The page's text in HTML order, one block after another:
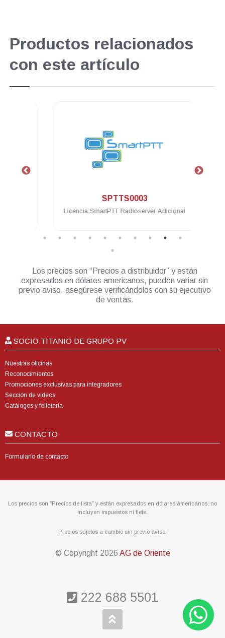
Productos relacionados
con este artículo
SPTTS0003
Licencia SmartPTT Radioserver Adicional
Los precios son “Precios a distribuidor” y están
expresados en dólares americanos, pueden variar sin
previo aviso, asegúrese verificándolos con su ejecutivo
de ventas.
SOCIO TITANIO DE GRUPO PV
Nuestras oficinas
Reconocimientos
Promociones exclusivas para integradores
Sección de videos
Catálogos y folletería
CONTACTO
Formulario de contacto
Los precios son “Precios de lista” y están expresados en dólares americanos, no
incluyen impuestos ni flete.
Precios sujetos a cambio sin previo aviso.
© Copyright 2026 AG de Oriente
222 688 5501